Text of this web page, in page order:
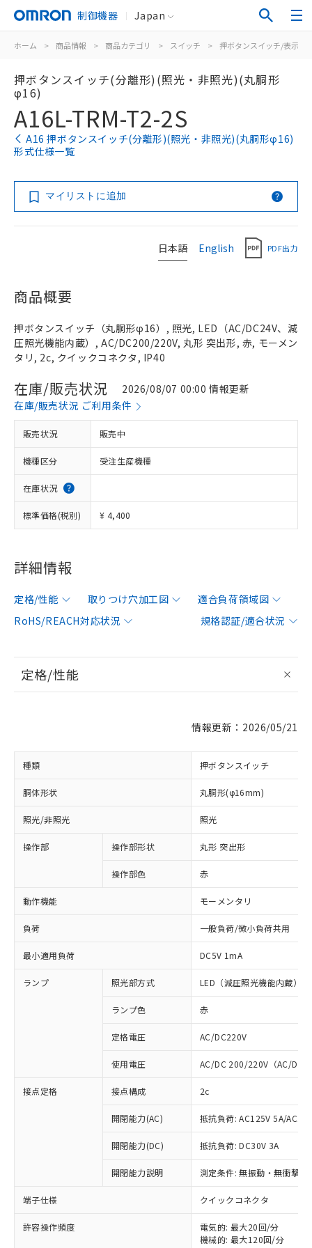
制御機器 Japan
ホーム > 商品情報 > 商品カテゴリ > スイッチ > 押ボタンスイッチ/表示灯
押ボタンスイッチ(分離形)(照光・非照光)(丸胴形
φ16)
A16L-TRM-T2-2S
A16 押ボタンスイッチ(分離形)(照光・非照光)(丸胴形φ16)
形式仕様一覧
マイリストに追加
日本語 English PDF出力
商品概要
押ボタンスイッチ（丸胴形φ16）, 照光, LED（AC/DC24V、減
圧照光機能内蔵）, AC/DC200/220V, 丸形 突出形, 赤, モーメン
タリ, 2c, クイックコネクタ, IP40
在庫/販売状況
2026/08/07 00:00 情報更新
在庫/販売状況 ご利用条件
販売状況 販売中
機種区分 受注生産機種
在庫状況
標準価格(税別) ¥ 4,400
詳細情報
定格/性能 取りつけ穴加工図
適合負荷領域図
RoHS/REACH対応状況
規格認証/適合状況
定格/性能
情報更新：2026/05/21
種類 押ボタンスイッチ
胴体形状 丸胴形(φ16mm)
照光/非照光 照光
操作部 操作部形状 丸形 突出形
操作部色 赤
動作機能 モーメンタリ
負荷 一般負荷/微小負荷共用
最小適用負荷 DC5V 1mA
ランプ 照光部方式 LED（減圧照光機能内蔵）
ランプ色 赤
定格電圧 AC/DC220V
使用電圧 AC/DC 200/220V（AC/DC
接点定格 接点構成 2c
開閉能力(AC) 抵抗負荷: AC125V 5A/
開閉能力(DC) 抵抗負荷: DC30V 3A
開閉能力説明 測定条件: 無振動・無衝撃
端子仕様 クイックコネクタ
許容操作頻度
電気的: 最大20回/分
機械的: 最大120回/分
※1 対応状況
対応済み：EU RoHS指令（10物質）の
非含有に対応した製品が提供可能な商品で
す。